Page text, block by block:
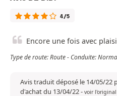
4/5
Encore une fois avec
Type de route: Route - Conduite:
Avis traduit déposé le 14/05/22
d'achat du 13/04/22- voir